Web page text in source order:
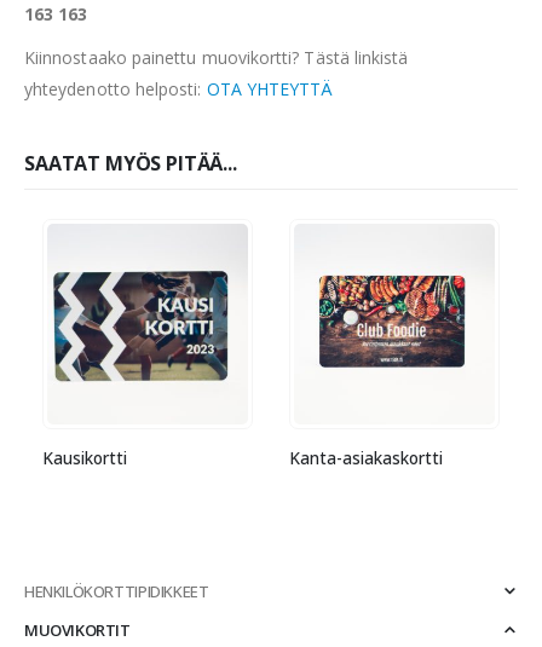
163 163
Kiinnostaako painettu muovikortti? Tästä linkistä
yhteydenotto helposti: OTA YHTEYTTÄ
SAATAT MYÖS PITÄÄ...
Kausikortti Kanta-asiakaskortti
HENKILÖKORTTIPIDIKKEET
MUOVIKORTIT